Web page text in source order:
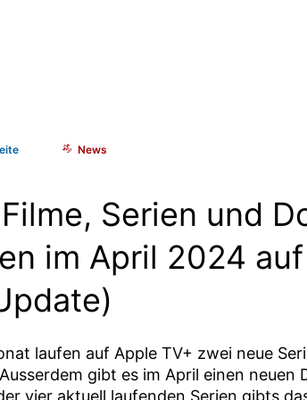
News
Serien und
im April 2024
laufen auf Apple TV+ zwei neue
gibt es im April einen neuen
vier aktuell laufenden Serien gibts